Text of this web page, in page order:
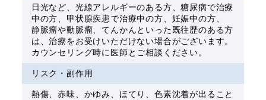
日光など、光線アレルギーのある方、糖尿病で治療
中の方、甲状腺疾患で治療中の方、妊娠中の方、
静脈瘤や動脈瘤、てんかんといった既往歴のある方
は、治療をお受けいただけない場合がございます。
カウンセリング時に医師とご相談ください。
リスク・副作用
熱傷、赤味、かゆみ、ほてり、色素沈着が出ること